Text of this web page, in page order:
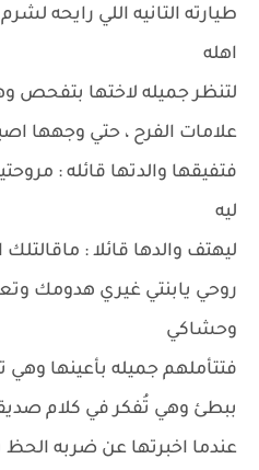
طيارته التانيه اللي رايحه
اهله
لتنظر جميله لاختها بتفحص
علامات الفرح ، حتي وجهها
فتفيقها والدتها قائله :
ليه
ليهتف والدها قائلا :
روحي يابنتي غيري هدومك
وحشاكي
فتتأملهم جميله بأعينها
ببطئ وهي تُفكر في كلام
عندما اخبرتها عن ضربه